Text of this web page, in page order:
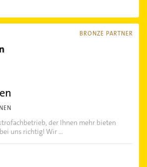
BRONZE PARTNER
der Ihnen mehr bieten
uns richtig! Wir ...